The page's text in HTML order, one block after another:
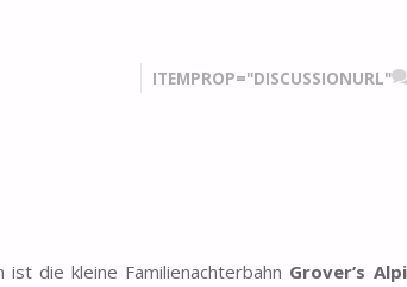
ITEMPROP="DISCUSSIONURL"
die kleine Familienachterbahn Grover’s